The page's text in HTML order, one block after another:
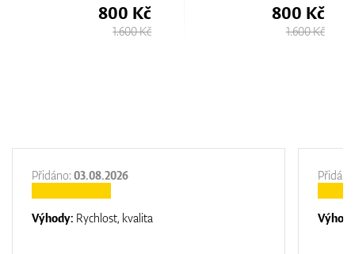
800 Kč
1.600 Kč
800 Kč
1.600 Kč
Přidáno: 03.08.2026
Výhody: Rychlost, kvalita